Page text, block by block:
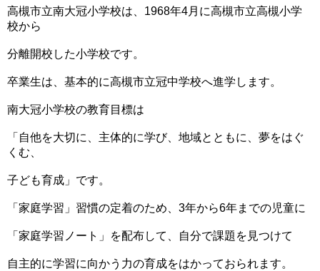
高槻市立南大冠小学校は、1968年4月に高槻市立高槻小学
校から
分離開校した小学校です。
卒業生は、基本的に高槻市立冠中学校へ進学します。
南大冠小学校の教育目標は
「自他を大切に、主体的に学び、地域とともに、夢をはぐ
くむ、
子ども育成」です。
「家庭学習」習慣の定着のため、3年から6年までの児童に
「家庭学習ノート」を配布して、自分で課題を見つけて
自主的に学習に向かう力の育成をはかっておられます。